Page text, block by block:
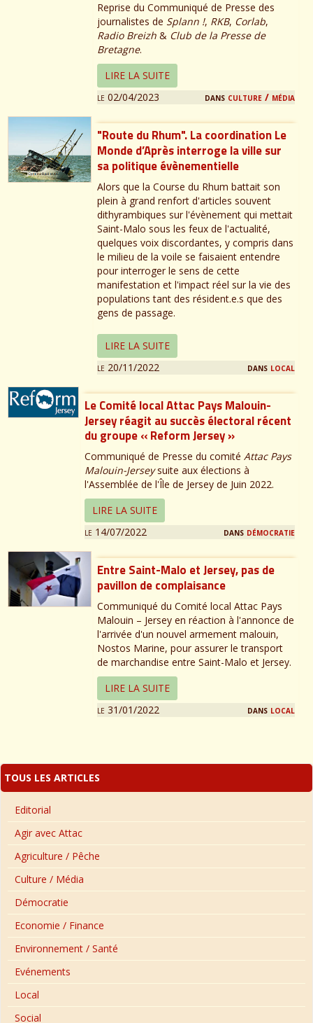
le 02/04/2023 dans culture / média
Reprise du Communiqué de Presse des
journalistes de Splann !, RKB, Corlab,
Radio Breizh & Club de la Presse de
Bretagne.
LIRE LA SUITE
"Route du Rhum". La coordination Le
Monde d’Après interroge la ville sur
sa politique évènementielle
le 20/11/2022 dans local
Alors que la Course du Rhum battait son
plein à grand renfort d'articles souvent
dithyrambiques sur l'évènement qui mettait
Saint-Malo sous les feux de l'actualité,
quelques voix discordantes, y compris dans
le milieu de la voile se faisaient entendre
pour interroger le sens de cette
manifestation et l'impact réel sur la vie des
populations tant des résident.e.s que des
gens de passage.
LIRE LA SUITE
Le Comité local Attac Pays Malouin-
Jersey réagit au succès électoral récent
du groupe « Reform Jersey »
le 14/07/2022 dans démocratie
Communiqué de Presse du comité Attac Pays
Malouin-Jerseysuite aux élections à
l'Assemblée de l'Île de Jersey de Juin 2022.
LIRE LA SUITE
Entre Saint-Malo et Jersey, pas de
pavillon de complaisance
le 31/01/2022 dans local
Communiqué du Comité local Attac Pays
Malouin – Jersey en réaction à l'annonce de
l'arrivée d'un nouvel armement malouin,
Nostos Marine, pour assurer le transport
de marchandise entre Saint-Malo et Jersey.
LIRE LA SUITE
TOUS LES ARTICLES
Editorial
Agir avec Attac
Agriculture / Pêche
Culture / Média
Démocratie
Economie / Finance
Environnement / Santé
Evénements
Local
Social